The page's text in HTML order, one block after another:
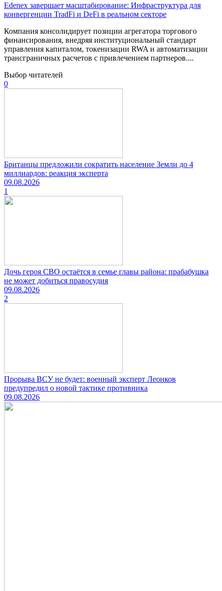
Edenex завершает масштабирование: Инфраструктура для
конвергенции TradFi и DeFi в реальном секторе
Компания консолидирует позиции агрегатора торгового
финансирования, внедряя институциональный стандарт
управления капиталом, токенизации RWA и автоматизации
трансграничных расчетов с привлечением партнеров....
Выбор читателей
0
Британцы предложили сократить население Земли до 4
миллиардов: реакция эксперта
09.08.2026
1
Дочь героя СВО остаётся в семье главы района: прабабушка
не может добиться правосудия
09.08.2026
2
Прорыва ВСУ не будет: военный эксперт Леонков
предупредил о новой тактике противника
09.08.2026